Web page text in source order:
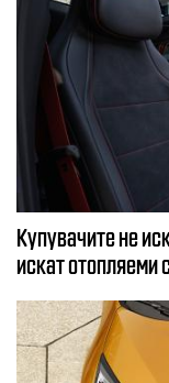
Купувачите не
искат отопляеми